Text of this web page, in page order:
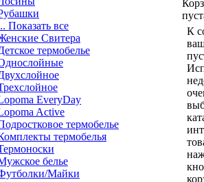
Показать все
Свитера
термобелье
EveryDay
Active
термобелье
термобелья
белье
Майки
К